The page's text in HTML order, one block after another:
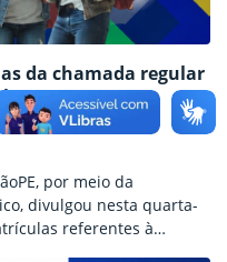
da chamada regular
Campus Serra
por meio da
divulgou nesta quarta-
referentes à